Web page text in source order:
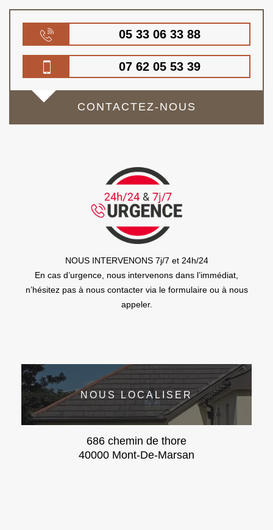
05 33 06 33 88
07 62 05 53 39
CONTACTEZ-NOUS
NOUS INTERVENONS 7j/7 et 24h/24
En cas d’urgence, nous intervenons dans l’immédiat,
n’hésitez pas à nous contacter via le formulaire ou à nous
appeler.
NOUS LOCALISER
686 chemin de thore
40000 Mont-De-Marsan